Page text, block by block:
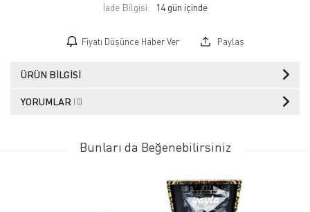
İade Bilgisi:
Fiyatı Düşünce Haber Ver Paylaş
ÜRÜN BILGISI
YORUMLAR (0)
Bunları da Beğenebilirsiniz